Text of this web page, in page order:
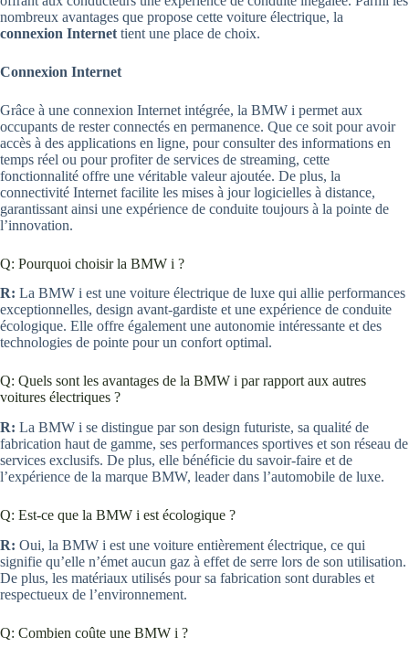
nombreux avantages que propose cette voiture électrique, la
connexion Internet tient une place de choix.
Connexion Internet
Grâce à une connexion Internet intégrée, la BMW i permet aux
occupants de rester connectés en permanence. Que ce soit pour avoir
accès à des applications en ligne, pour consulter des informations en
temps réel ou pour profiter de services de streaming, cette
fonctionnalité offre une véritable valeur ajoutée. De plus, la
connectivité Internet facilite les mises à jour logicielles à distance,
garantissant ainsi une expérience de conduite toujours à la pointe de
l’innovation.
Q: Pourquoi choisir la BMW i ?
R: La BMW i est une voiture électrique de luxe qui allie performances
exceptionnelles, design avant-gardiste et une expérience de conduite
écologique. Elle offre également une autonomie intéressante et des
technologies de pointe pour un confort optimal.
Q: Quels sont les avantages de la BMW i par rapport aux autres
voitures électriques ?
R: La BMW i se distingue par son design futuriste, sa qualité de
fabrication haut de gamme, ses performances sportives et son réseau de
services exclusifs. De plus, elle bénéficie du savoir-faire et de
l’expérience de la marque BMW, leader dans l’automobile de luxe.
Q: Est-ce que la BMW i est écologique ?
R: Oui, la BMW i est une voiture entièrement électrique, ce qui
signifie qu’elle n’émet aucun gaz à effet de serre lors de son utilisation.
De plus, les matériaux utilisés pour sa fabrication sont durables et
respectueux de l’environnement.
Q: Combien coûte une BMW i ?